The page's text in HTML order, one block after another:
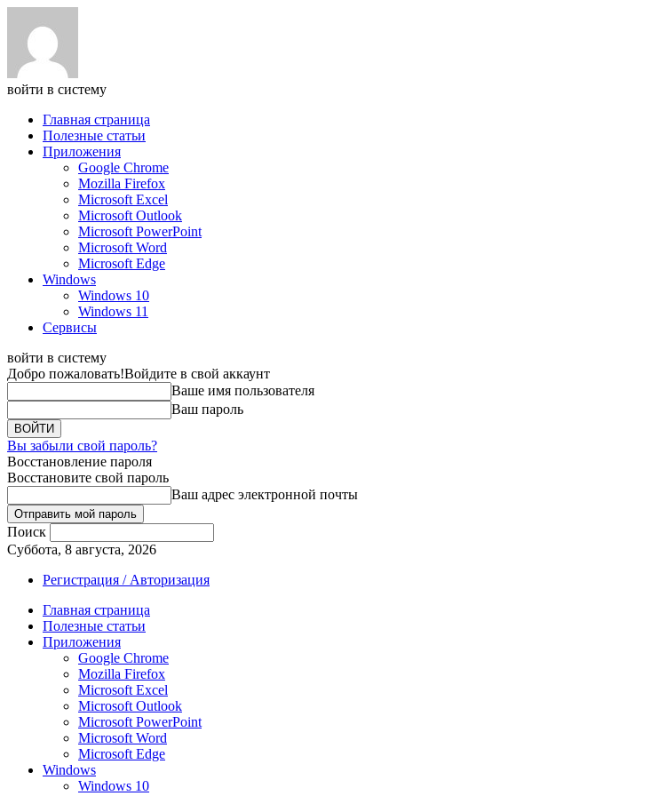
войти в систему
Главная страница
Полезные статьи
Приложения
Google Chrome
Mozilla Firefox
Microsoft Excel
Microsoft Outlook
Microsoft PowerPoint
Microsoft Word
Microsoft Edge
Windows
Windows 10
Windows 11
Сервисы
войти в систему
Добро пожаловать!Войдите в свой аккаунт
Ваше имя пользователя
Ваш пароль
Вы забыли свой пароль?
Восстановление пароля
Восстановите свой пароль
Ваш адрес электронной почты
Поиск
Суббота, 8 августа, 2026
Регистрация / Авторизация
Главная страница
Полезные статьи
Приложения
Google Chrome
Mozilla Firefox
Microsoft Excel
Microsoft Outlook
Microsoft PowerPoint
Microsoft Word
Microsoft Edge
Windows
Windows 10